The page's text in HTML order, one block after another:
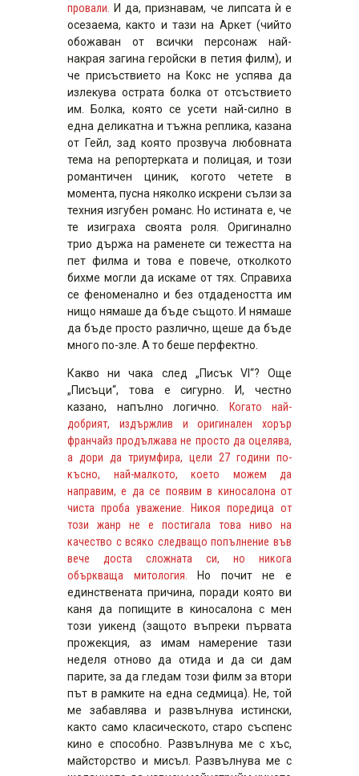
провали.
И да, признавам, че липсата ѝ е
осезаема, както и тази на Аркет (чийто
обожаван от всички персонаж най-
накрая загина геройски в петия филм), и
че присъствието на Кокс не успява да
излекува острата болка от отсъствието
им. Болка, която се усети най-силно в
една деликатна и тъжна реплика, казана
от Гейл, зад която прозвуча любовната
тема на репортерката и полицая, и този
романтичен циник, когото четете в
момента, пусна няколко искрени сълзи за
техния изгубен романс. Но истината е, че
те изиграха своята роля. Оригинално
трио държа на раменете си тежестта на
пет филма и това е повече, отколкото
бихме могли да искаме от тях. Справиха
се феноменално и без отдадеността им
нищо нямаше да бъде същото. И нямаше
да бъде просто различно, щеше да бъде
много по-зле. А то беше перфектно.
Какво ни чака след „Писък VI“? Още
„Писъци“, това е сигурно. И, честно
казано, напълно логично.
Когато най-
добрият, издържлив и оригинален хорър
франчайз продължава не просто да оцелява,
а дори да триумфира, цели 27 години по-
късно, най-малкото, което можем да
направим, е да се появим в киносалона от
чиста проба уважение. Никоя поредица от
този жанр не е постигала това ниво на
качество с всяко следващо попълнение във
вече доста сложната си, но никога
объркваща митология.
Но почит не е
единствената причина, поради която ви
каня да попищите в киносалона с мен
този уикенд (защото въпреки първата
прожекция, аз имам намерение тази
неделя отново да отида и да си дам
парите, за да гледам този филм за втори
път в рамките на една седмица). Не, той
ме забавлява и развълнува истински,
както само класическото, старо съспенс
кино е способно. Развълнува ме с хъс,
майсторство и мисъл. Развълнува ме с